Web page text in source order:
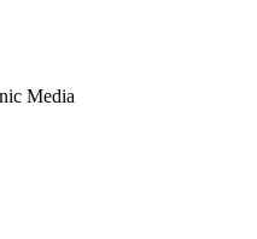
Media